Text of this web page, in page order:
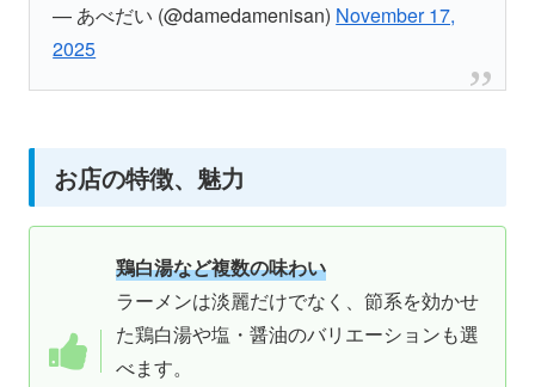
— あべだい (@damedamenisan) November 17,
2025
お店の特徴、魅力
鶏白湯など複数の味わい
ラーメンは淡麗だけでなく、節系を効かせ
た鶏白湯や塩・醤油のバリエーションも選
べます。